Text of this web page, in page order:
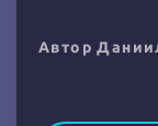
Автор